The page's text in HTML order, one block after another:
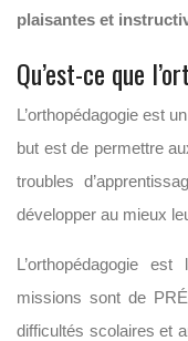
plaisantes et
Qu’est-ce que
L’orthopédagogie est
but est de permettre
troubles
développer au mieux
L’orthopédagogie
missions sont de
difficultés scolaires et